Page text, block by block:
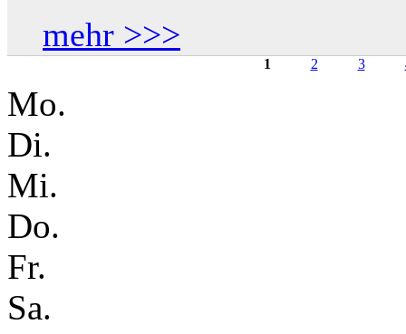
mehr >>>
Seiten
1 2 3
Mo.
Di.
Mi.
Do.
Fr.
Sa.